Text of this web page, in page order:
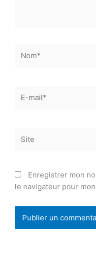
mail*
Enregistrer mon
le navigateur pour